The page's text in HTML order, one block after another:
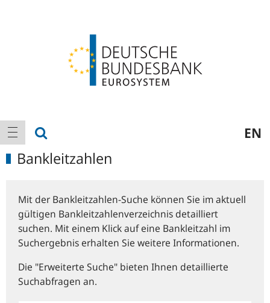
Hauptnavigation
Navigation anzeigen EN
Bankleitzahlen
Mit der Bankleitzahlen-Suche können Sie im aktuell
gültigen Bankleitzahlenverzeichnis detailliert
suchen. Mit einem Klick auf eine Bankleitzahl im
Suchergebnis erhalten Sie weitere Informationen.
Die "Erweiterte Suche" bieten Ihnen detaillierte
Suchabfragen an.